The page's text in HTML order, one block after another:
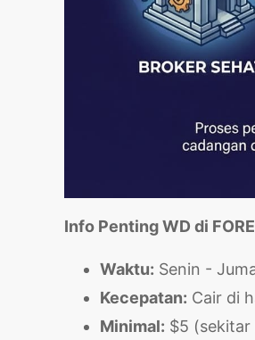
Info Penting WD di
Waktu: Senin -
Kecepatan: Cair di
Minimal: $5 (sekitar